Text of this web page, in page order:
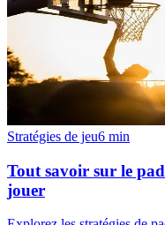
Stratégies de jeu6 min
Tout savoir sur le
jouer